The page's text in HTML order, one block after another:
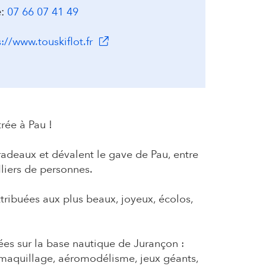
07 66 07 41 49
www.touskiflot.fr (s'ouvre dans un nouvel onglet)
à Pau !
et dévalent le gave de Pau, entre
de personnes.
aux plus beaux, joyeux, écolos,
sur la base nautique de Jurançon :
aéromodélisme, jeux géants,